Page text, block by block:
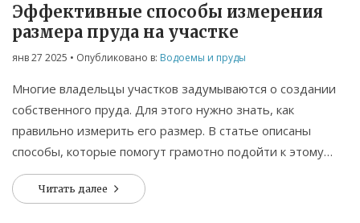
Эффективные способы измерения
размера пруда на участке
янв 27 2025 • Опубликовано в: Водоемы и пруды
Многие владельцы участков задумываются о создании
собственного пруда. Для этого нужно знать, как
правильно измерить его размер. В статье описаны
способы, которые помогут грамотно подойти к этому
процессу и избежать возможных ошибок.
Рассматриваются как простые методики, доступные
Читать далее